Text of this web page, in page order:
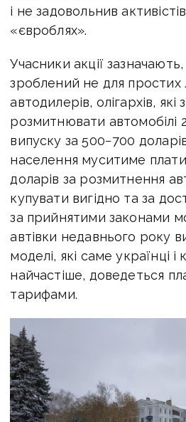
і не задовольнив
«євроблях».
Учасники акції
зроблений не для простих
автодилерів, олігархів,
розмитнювати автомобілі
випуску за 500−700
населення муситиме
доларів за розмитнення
купувати вигідно та за
за прийнятими законами
автівки недавнього року
моделі, які саме українці і
найчастіше, доведеться
тарифами.